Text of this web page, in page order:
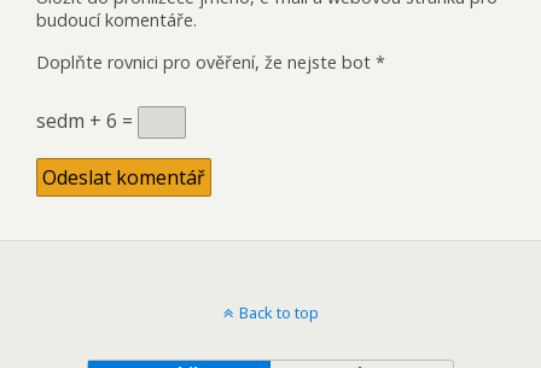
budoucí komentáře.
Doplňte rovnici pro ověření, že nejste bot *
sedm + 6 =
Back to top